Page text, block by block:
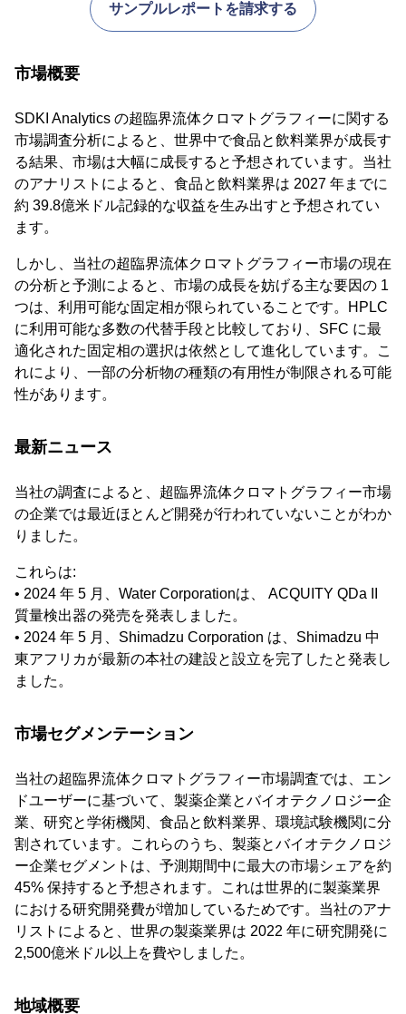
サンプルレポートを請求する
市場概要
SDKI Analytics の超臨界流体クロマトグラフィーに関する
市場調査分析によると、世界中で食品と飲料業界が成長す
る結果、市場は大幅に成長すると予想されています。当社
のアナリストによると、食品と飲料業界は 2027 年までに
約 39.8億米ドル記録的な収益を生み出すと予想されてい
ます。
しかし、当社の超臨界流体クロマトグラフィー市場の現在
の分析と予測によると、市場の成長を妨げる主な要因の 1
つは、利用可能な固定相が限られていることです。HPLC
に利用可能な多数の代替手段と比較しており、SFC に最
適化された固定相の選択は依然として進化しています。こ
れにより、一部の分析物の種類の有用性が制限される可能
性があります。
最新ニュース
当社の調査によると、超臨界流体クロマトグラフィー市場
の企業では最近ほとんど開発が行われていないことがわか
りました。
これらは:
• 2024 年 5 月、Water Corporationは、 ACQUITY QDa II
質量検出器の発売を発表しました。
• 2024 年 5 月、Shimadzu Corporation は、Shimadzu 中
東アフリカが最新の本社の建設と設立を完了したと発表し
ました。
市場セグメンテーション
当社の超臨界流体クロマトグラフィー市場調査では、エン
ドユーザーに基づいて、製薬企業とバイオテクノロジー企
業、研究と学術機関、食品と飲料業界、環境試験機関に分
割されています。これらのうち、製薬とバイオテクノロジ
ー企業セグメントは、予測期間中に最大の市場シェアを約
45% 保持すると予想されます。これは世界的に製薬業界
における研究開発費が増加しているためです。当社のアナ
リストによると、世界の製薬業界は 2022 年に研究開発に
2,500億米ドル以上を費やしました。
地域概要